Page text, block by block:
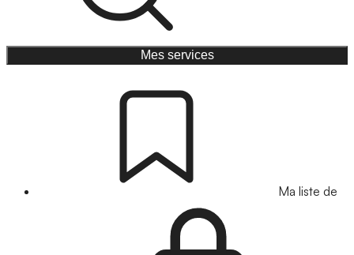
Mes services
Ma liste de